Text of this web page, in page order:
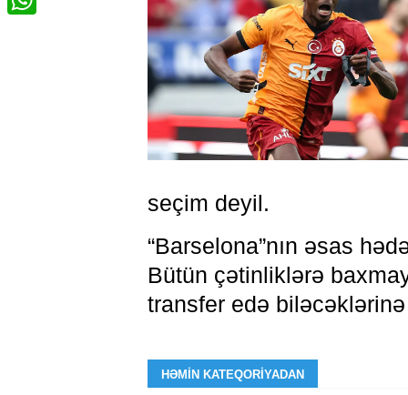
seçim deyil.
“Barselona”nın əsas
Bütün çətinliklərə
transfer edə biləcəklərinə
HƏMIN KATEQORIYADAN